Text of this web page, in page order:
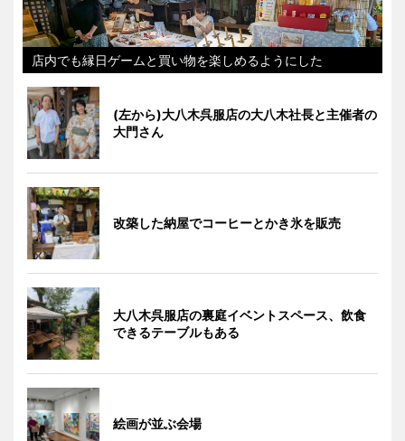
店内でも縁日ゲームと買い物を楽しめるようにした
(左から)大八木呉服店の大八木社長と主催者の
大門さん
改築した納屋でコーヒーとかき氷を販売
大八木呉服店の裏庭イベントスペース、飲食
できるテーブルもある
絵画が並ぶ会場